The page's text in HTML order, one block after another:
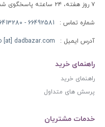
۷ روز هفته، ۲۴ ساعته پاسخگوی شما هستیم
شماره تماس : 66492581 - 66413280 (021)
آدرس ایمیل : [at] dadbazar.com
راهنمای خرید
راهنمای خرید
پرسش های متداول
خدمات مشتریان